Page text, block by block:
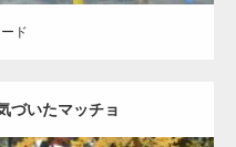
ド
づいたマッチョ